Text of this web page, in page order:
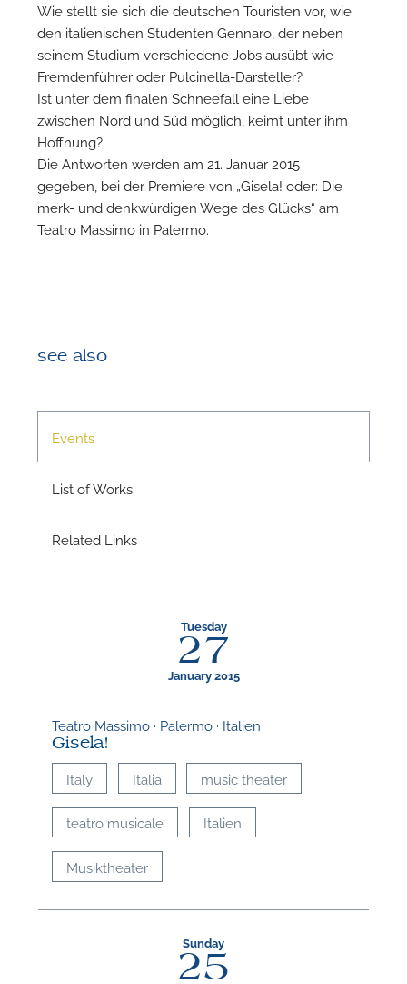
Wie stellt sie sich die deutschen Touristen vor, wie
den italienischen Studenten Gennaro, der neben
seinem Studium verschiedene Jobs ausübt wie
Fremdenführer oder Pulcinella-Darsteller?
Ist unter dem finalen Schneefall eine Liebe
zwischen Nord und Süd möglich, keimt unter ihm
Hoffnung?
Die Antworten werden am 21. Januar 2015
gegeben, bei der Premiere von „Gisela! oder: Die
merk- und denkwürdigen Wege des Glücks“ am
Teatro Massimo in Palermo.
see also
Events
List of Works
Related Links
Tuesday
27
January 2015
Teatro Massimo · Palermo · Italien
Gisela!
Italy Italia music theater
teatro musicale Italien
Musiktheater
Sunday
25